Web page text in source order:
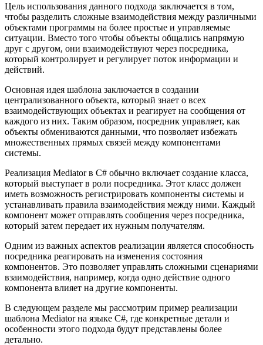
Цель использования данного подхода заключается в том,
чтобы разделить сложные взаимодействия между различными
объектами программы на более простые и управляемые
ситуации. Вместо того чтобы объекты общались напрямую
друг с другом, они взаимодействуют через посредника,
который контролирует и регулирует поток информации и
действий.
Основная идея шаблона заключается в создании
централизованного объекта, который знает о всех
взаимодействующих объектах и реагирует на сообщения от
каждого из них. Таким образом, посредник управляет, как
объекты обмениваются данными, что позволяет избежать
множественных прямых связей между компонентами
системы.
Реализация Mediator в C# обычно включает создание класса,
который выступает в роли посредника. Этот класс должен
иметь возможность регистрировать компоненты системы и
устанавливать правила взаимодействия между ними. Каждый
компонент может отправлять сообщения через посредника,
который затем передает их нужным получателям.
Одним из важных аспектов реализации является способность
посредника реагировать на изменения состояния
компонентов. Это позволяет управлять сложными сценариями
взаимодействия, например, когда одно действие одного
компонента влияет на другие компоненты.
В следующем разделе мы рассмотрим пример реализации
шаблона Mediator на языке C#, где конкретные детали и
особенности этого подхода будут представлены более
детально.